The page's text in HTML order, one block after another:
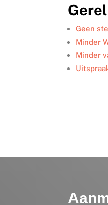
e
d
I
n
b
o
o
k
r
Geen
Minder
Minder